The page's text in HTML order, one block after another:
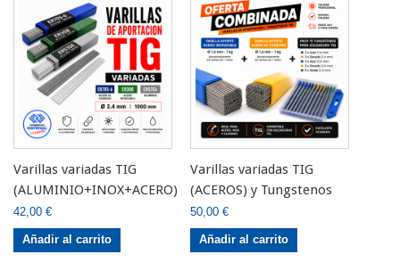
Varillas variadas TIG
(ALUMINIO+INOX+ACERO)
42,00 €
Añadir al carrito
Varillas variadas TIG
(ACEROS) y Tungstenos
50,00 €
Añadir al carrito